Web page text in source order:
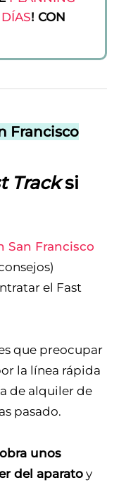
! CON
Francisco
Tracksi
San Francisco
el Fast
que preocupar
la línea rápida
de alquiler de
pasado.
unos
del aparatoy